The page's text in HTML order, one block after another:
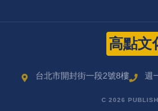
高點文
台北市開封街一段2號8樓 週
C 2026